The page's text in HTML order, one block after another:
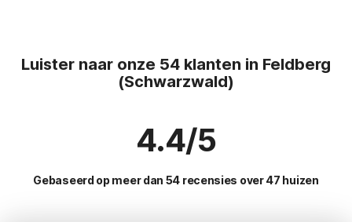
Luister naar onze 54 klanten in Feldberg
(Schwarzwald)
4.4/5
Gebaseerd op meer dan 54 recensies over 47 huizen